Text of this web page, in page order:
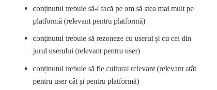
conținutul trebuie să-l facă pe om să stea mai mult pe
platformă (relevant pentru platformă)
conținutul trebuie să rezoneze cu userul și cu cei din
jurul userului (relevant pentru user)
conținutul trebuie să fie cultural relevant (relevant atât
pentru user cât și pentru platformă)